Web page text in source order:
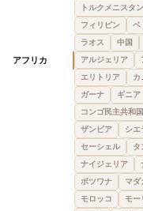
トルクメニスタン
フィリピン
ベ
ラオス
中国
アフリカ アルジェリア
エリトリア
カ
ガーナ
ギニア
コンゴ民主共和国
ザンビア
シエ
セーシェル
タ
ナイジェリア
ボツワナ
マダ
モロッコ
モー